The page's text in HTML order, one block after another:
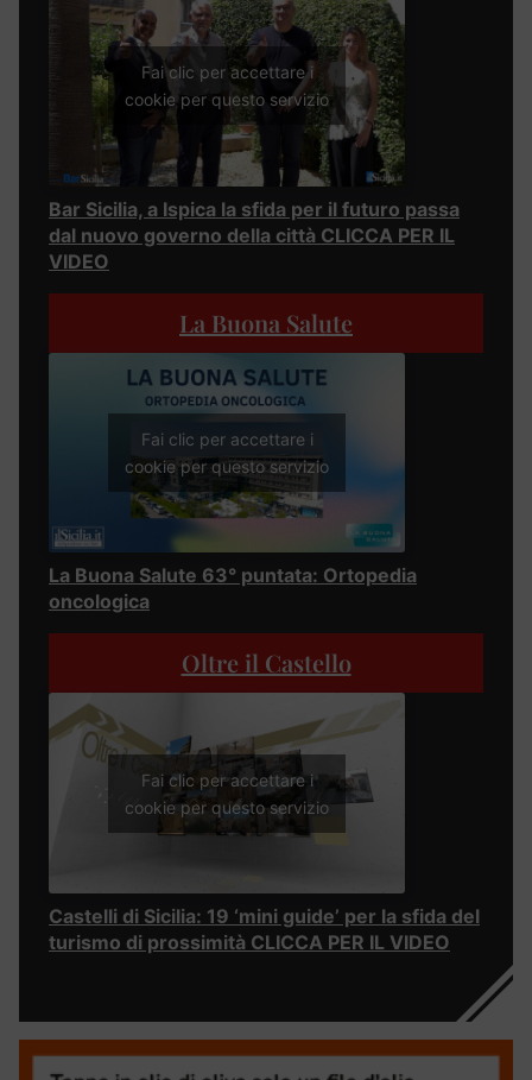
Fai clic per accettare i
cookie per questo servizio
Bar Sicilia, a Ispica la sfida per il futuro passa
dal nuovo governo della città CLICCA PER IL
VIDEO
La Buona Salute
Fai clic per accettare i
cookie per questo servizio
La Buona Salute 63° puntata: Ortopedia
oncologica
Oltre il Castello
Fai clic per accettare i
cookie per questo servizio
Castelli di Sicilia: 19 ‘mini guide’ per la sfida del
turismo di prossimità CLICCA PER IL VIDEO